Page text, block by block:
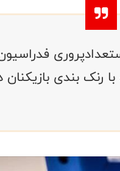
و پسران، با رنک بندی